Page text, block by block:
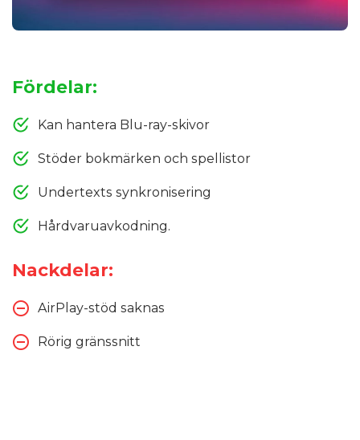
Fördelar:
Kan hantera Blu-ray-skivor
Stöder bokmärken och spellistor
Undertexts synkronisering
Hårdvaruavkodning.
Nackdelar:
AirPlay-stöd saknas
Rörig gränssnitt